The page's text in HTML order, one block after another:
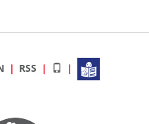
RSS